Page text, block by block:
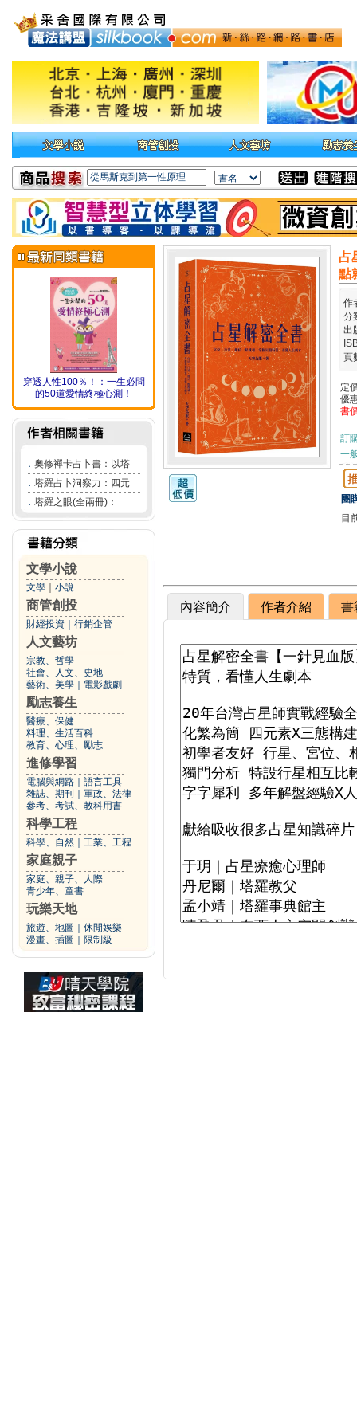
穿透人性100％！：一生必問
的50道愛情終極心測！
． 奧修禪卡占卜書：以塔
． 塔羅占卜洞察力：四元
． 塔羅之眼(全兩冊)：
文學小說
文學 小說
商管創投
財經投資 行銷企管
人文藝坊
宗教、哲學
社會、人文、史地
藝術、美學
電影戲劇
勵志養生
醫療、保健
料理、生活百科
教育、心理、勵志
進修學習
電腦與網路
語言工具
雜誌、期刊
軍政、法律
參考、考試、教科用書
科學工程
科學、自然 工業、工程
家庭親子
家庭、親子、人際
青少年、童書
玩樂天地
旅遊、地圖
休閒娛樂
漫畫、插圖
限制級
占
點
作
分
出
頁
定
優
書
訂
一
團
目
內容簡介 作者介紹 書